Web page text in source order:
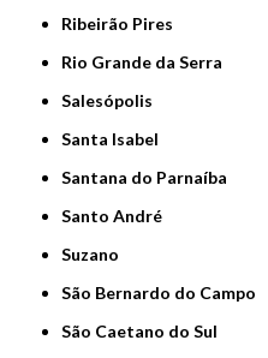
Ribeirão Pires
Rio Grande da Serra
Salesópolis
Santa Isabel
Santana do Parnaíba
Santo André
Suzano
São Bernardo do Campo
São Caetano do Sul